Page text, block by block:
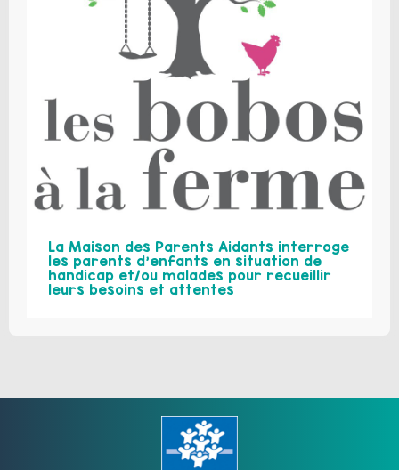
La Maison des Parents Aidants interroge
les parents d’enfants en situation de
handicap et/ou malades pour recueillir
leurs besoins et attentes